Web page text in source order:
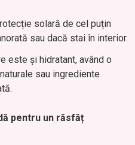
solară de cel puțin
sau dacă stai în interior.
este și hidratant, având o
sau ingrediente
pentru un răsfăț